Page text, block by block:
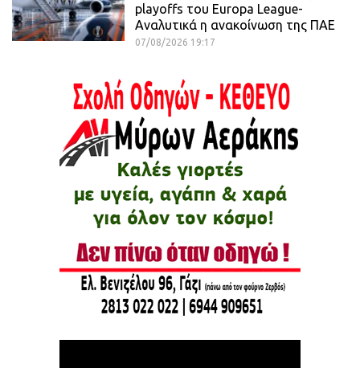
playoffs του Europa League-
Αναλυτικά η ανακοίνωση της ΠΑΕ
07/08/2026 19:17